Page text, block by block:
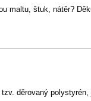
maltu, štuk, nátěr?
děrovaný polystyrén,